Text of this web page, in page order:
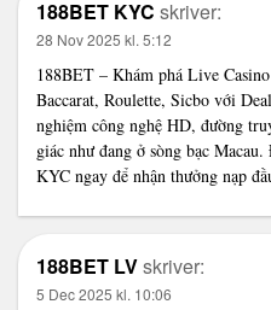
188BET KYC skriver:
28 Nov 2025 kl. 5:12
188BET – Khám phá Live
Baccarat, Roulette, Sicbo với
nghiệm công nghệ HD, đường
giác như đang ở sòng bạc
KYC ngay để nhận thưởng nạp
188BET LVskriver:
5 Dec 2025 kl. 10:06